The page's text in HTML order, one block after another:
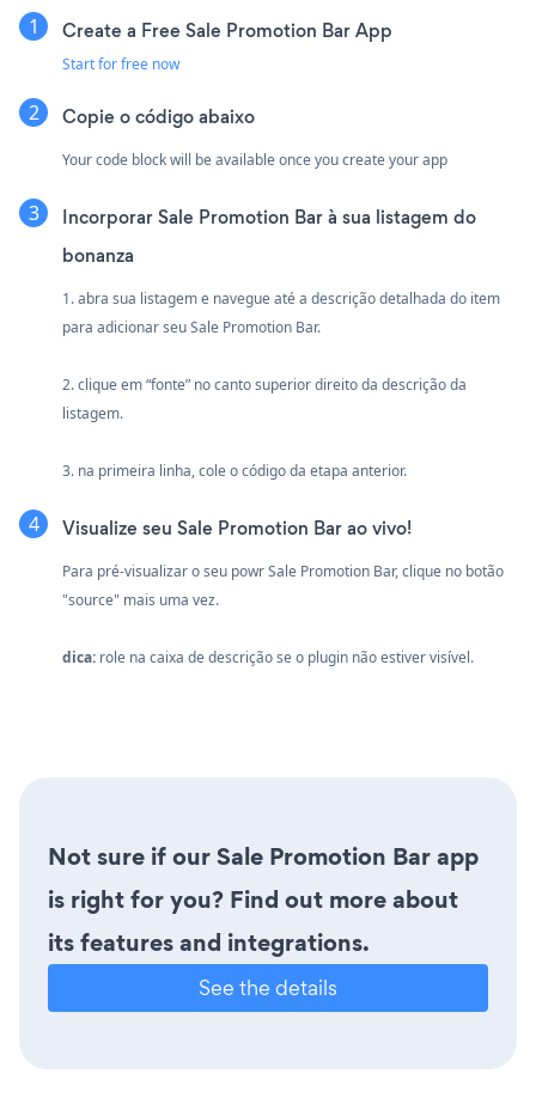
Create a Free Sale Promotion Bar App
Start for free now
Copie o código abaixo
Your code block will be available once you create your app
Incorporar Sale Promotion Bar à sua listagem do
bonanza
1. abra sua listagem e navegue até a descrição detalhada do item
para adicionar seu Sale Promotion Bar.
2. clique em “fonte” no canto superior direito da descrição da
listagem.
3. na primeira linha, cole o código da etapa anterior.
Visualize seu Sale Promotion Bar ao vivo!
Para pré-visualizar o seu powr Sale Promotion Bar, clique no botão
"source" mais uma vez.
dica: role na caixa de descrição se o plugin não estiver visível.
Not sure if our Sale Promotion Bar app
is right for you? Find out more about
its features and integrations.
See the details